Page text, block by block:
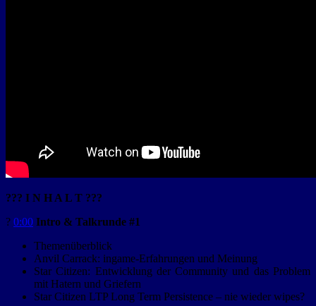
??? I N H A L T ???
?️ 0:00 Intro & Talkrunde #1
Themenüberblick
Anvil Carrack: ingame-Erfahrungen und Meinung
Star Citizen: Entwicklung der Community und das Problem
mit Hatern und Griefern
Star Citizen LTP Long Term Persistence – nie wieder wipes?